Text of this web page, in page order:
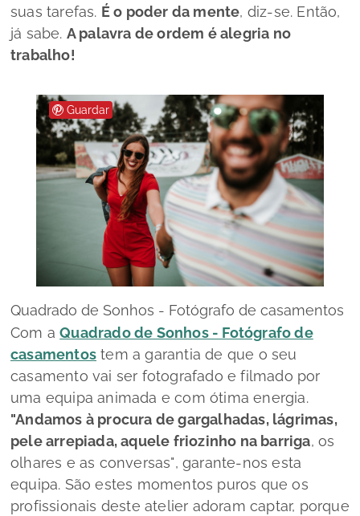
suas tarefas. É o poder da mente, diz-se. Então,
já sabe. A palavra de ordem é alegria no
trabalho!
Guardar
Quadrado de Sonhos - Fotógrafo de casamentos
Com aQuadrado de Sonhos - Fotógrafo de
casamentos tem a garantia de que o seu
casamento vai ser fotografado e filmado por
uma equipa animada e com ótima energia.
"Andamos à procura de gargalhadas, lágrimas,
pele arrepiada, aquele friozinho na barriga, os
olhares e as conversas", garante-nos esta
equipa. São estes momentos puros que os
profissionais deste atelier adoram captar, porque